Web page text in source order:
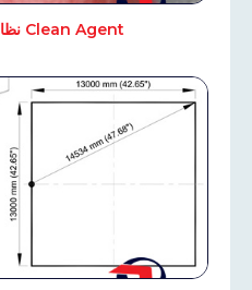
Clean Agent نظام -HFC-227ea